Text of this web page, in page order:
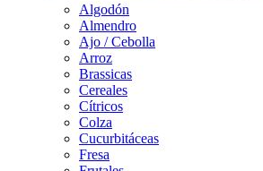
Algodón
Almendro
Ajo / Cebolla
Arroz
Brassicas
Cereales
Cítricos
Colza
Cucurbitáceas
Fresa